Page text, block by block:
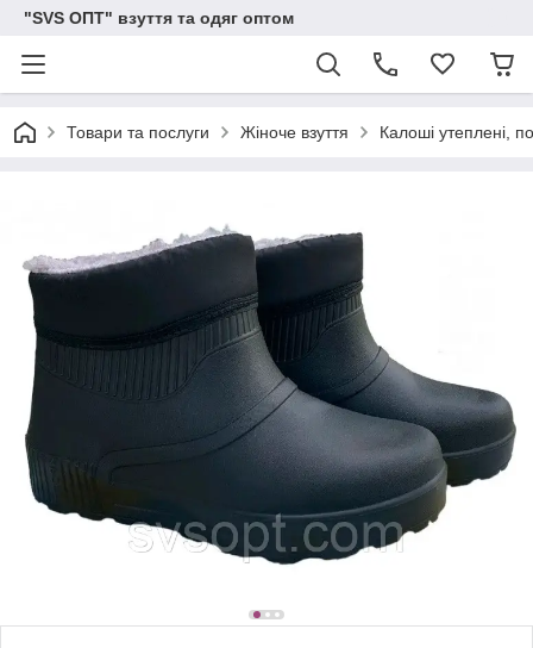
"SVS ОПТ" взуття та одяг оптом
Товари та послуги Жіноче взуття Калоші утеплені,